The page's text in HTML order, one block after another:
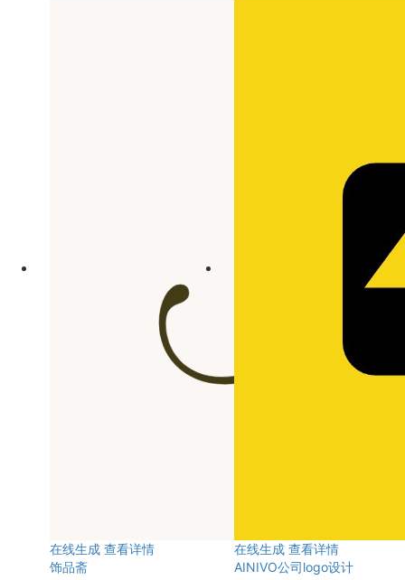
在线生成 查看详情
饰品斋
在线生成 查看详情
AINIVO公司logo设计